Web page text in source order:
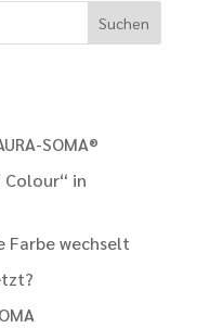
Suchen
SOMA®
Colour“ in
Farbe wechselt